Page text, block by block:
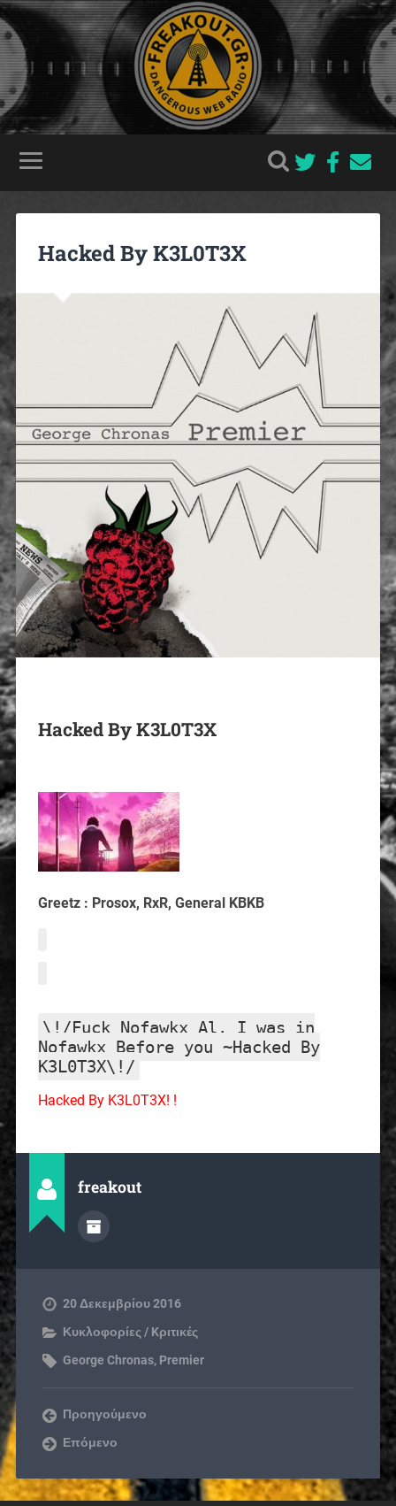
Hacked By K3L0T3X
Hacked By K3L0T3X
Greetz : Prosox, RxR, General KBKB
\!/Fuck Nofawkx Al. I was in
Nofawkx Before you ~Hacked By
K3L0T3X\!/
Hacked By K3L0T3X! !
freakout
20 Δεκεμβρίου 2016
Κυκλοφορίες / Kριτικές
George Chronas, Premier
Προηγούμενο
Επόμενο